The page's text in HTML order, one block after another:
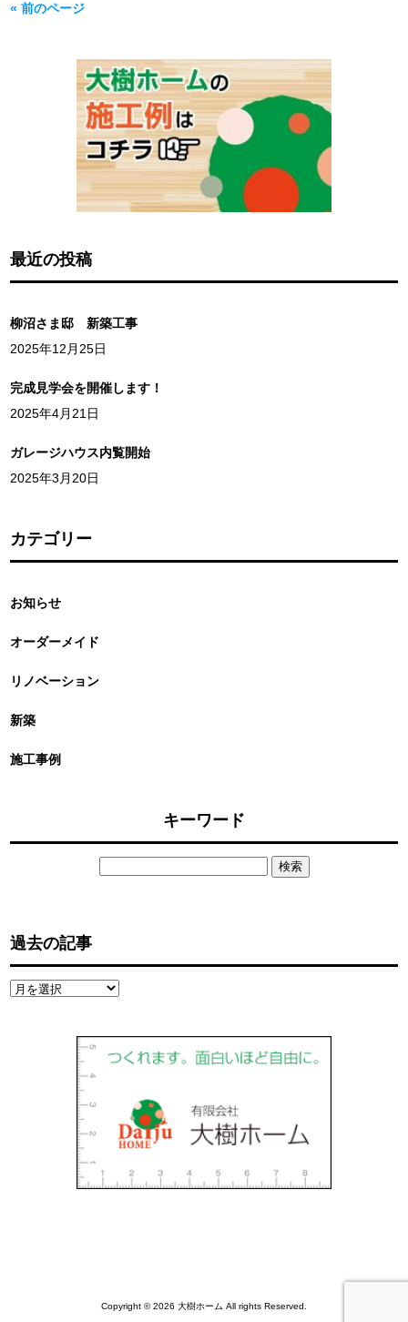
« 前のページ
最近の投稿
柳沼さま邸 新築工事
2025年12月25日
完成見学会を開催します！
2025年4月21日
ガレージハウス内覧開始
2025年3月20日
カテゴリー
お知らせ
オーダーメイド
リノベーション
新築
施工事例
キーワード
過去の記事
過
Copyright © 2026 大樹ホーム All rights Reserved.